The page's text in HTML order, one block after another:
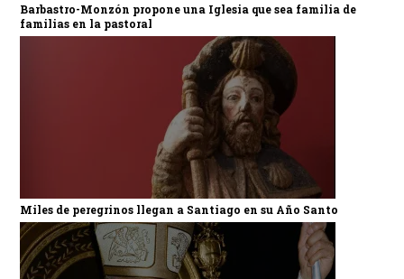
Barbastro-Monzón propone una Iglesia que sea familia de
familias en la pastoral
Miles de peregrinos llegan a Santiago en su Año Santo